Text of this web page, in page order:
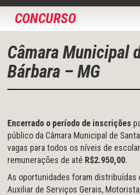
CONCURSO
Câmara Municipal
Bárbara – MG
Encerrado o período de inscrições
público da Câmara Municipal de
vagas para todos os níveis de
remunerações de até R$2.950,00.
As oportunidades foram distribuídas
Auxiliar de Serviços Gerais,